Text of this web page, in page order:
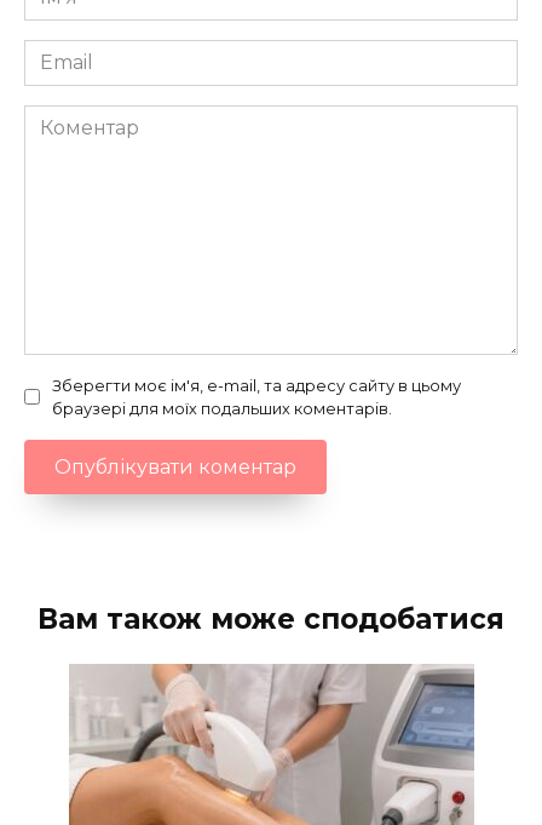
*
Email
*
Коментар
Зберегти моє ім'я, e-mail, та адресу сайту в цьому
браузері для моїх подальших коментарів.
Вам також може сподобатися